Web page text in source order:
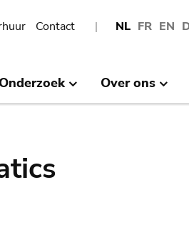
NL FR EN
Contact
Onderzoek Over ons